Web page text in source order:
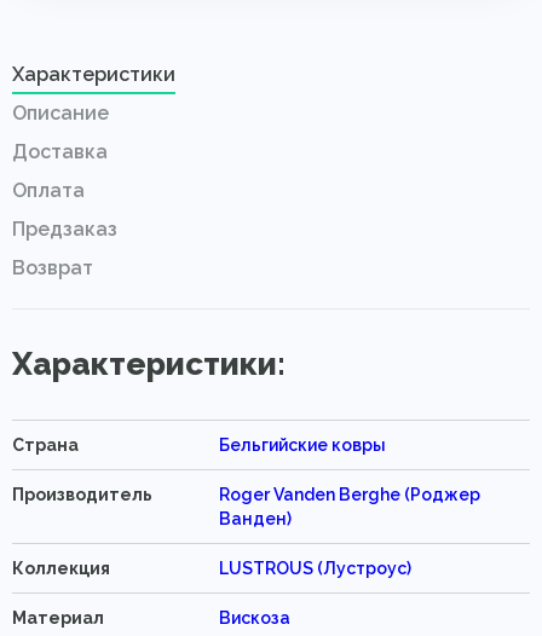
Характеристики
Описание
Доставка
Оплата
Предзаказ
Возврат
Характеристики:
Страна Бельгийские ковры
Производитель
Roger Vanden Berghe (Роджер
Ванден)
Коллекция LUSTROUS (Лустроус)
Материал Вискоза